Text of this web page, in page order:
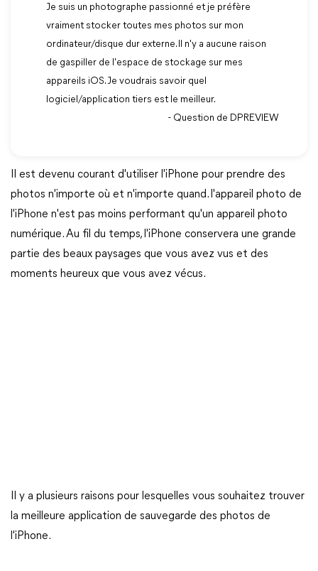
Je suis un photographe passionné et je préfère
vraiment stocker toutes mes photos sur mon
ordinateur/disque dur externe. Il n'y a aucune raison
de gaspiller de l'espace de stockage sur mes
appareils iOS. Je voudrais savoir quel
logiciel/application tiers est le meilleur.
- Question de DPREVIEW
Il est devenu courant d'utiliser l'iPhone pour prendre des
photos n'importe où et n'importe quand. l'appareil photo de
l'iPhone n'est pas moins performant qu'un appareil photo
numérique. Au fil du temps, l'iPhone conservera une grande
partie des beaux paysages que vous avez vus et des
moments heureux que vous avez vécus.
Il y a plusieurs raisons pour lesquelles vous souhaitez trouver
la meilleure application de sauvegarde des photos de
l'iPhone.